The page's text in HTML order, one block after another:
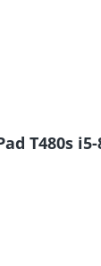
i5-